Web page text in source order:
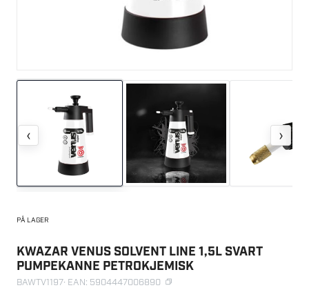
‹ ›
PÅ LAGER
KWAZAR VENUS SOLVENT LINE 1,5L SVART
PUMPEKANNE PETROKJEMISK
BAWTV1197· EAN: 5904447006890